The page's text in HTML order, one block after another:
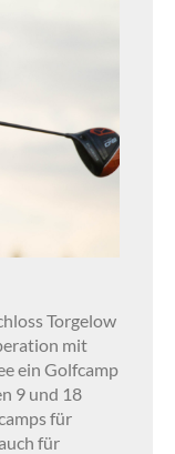
Torgelow
mit
ein Golfcamp
9 und 18
für
für